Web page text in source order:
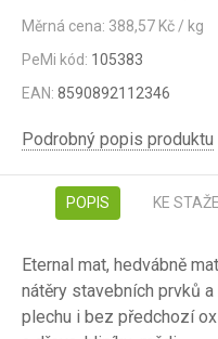
Měrná cena: 388,57 Kč / kg
PeMi kód: 105383
EAN: 8590892112346
Podrobný popis produktu
POPIS KE
Eternal mat, hedvábně
nátěry stavebních prvků
plechu i bez předchozí